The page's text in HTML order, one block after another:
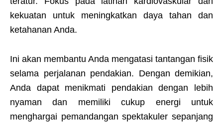
kekuatan untuk meningkatkan daya tahan dan
ketahanan Anda.
Ini akan membantu Anda mengatasi tantangan fisik
selama perjalanan pendakian. Dengan demikian,
Anda dapat menikmati pendakian dengan lebih
nyaman dan memiliki cukup energi untuk
menghargai pemandangan spektakuler sepanjang